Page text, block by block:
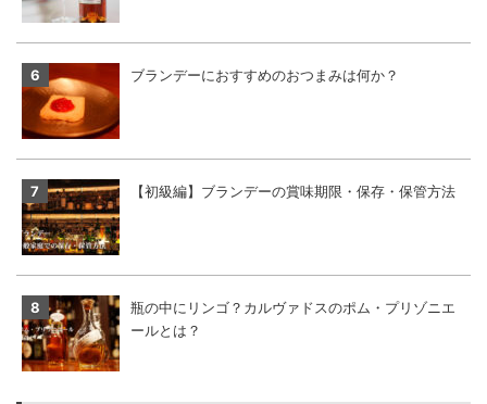
ブランデーにおすすめのおつまみは何か？
【初級編】ブランデーの賞味期限・保存・保管方法
瓶の中にリンゴ？カルヴァドスのポム・プリゾニエ
ールとは？